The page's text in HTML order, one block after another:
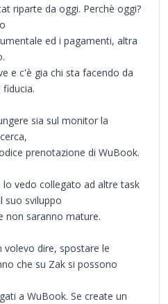
riparte da oggi. Perchè oggi?
ed i pagamenti, altra
e c'è gia chi sta facendo da
sia sul monitor la
prenotazione di WuBook.
vedo collegato ad altre task
suo sviluppo
non saranno mature.
volevo dire, spostare le
che su Zak si possono
a WuBook. Se create un